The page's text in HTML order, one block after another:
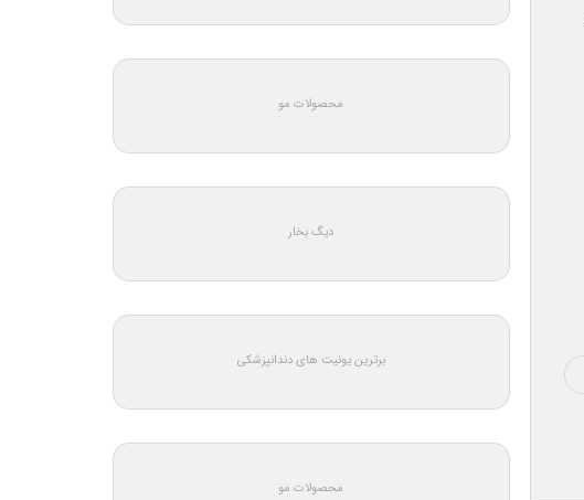
محصولات مو
دیگ بخار
برترین یونیت های دندانپزشکی
محصولات مو